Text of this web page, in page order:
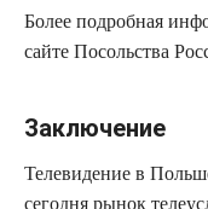
Более подробная
сайте Посольства
Заключение
Телевидение в
сегодня рынок